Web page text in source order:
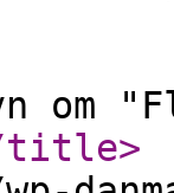
om
title>